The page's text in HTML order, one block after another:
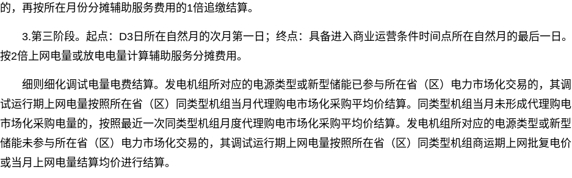
的，再按所在月份分摊辅助服务费用的1倍追缴结算。
3.第三阶段。起点：D3日所在自然月的次月第一日；终点：具备进入商业运营条件时间点所在自然月的最后一日。
按2倍上网电量或放电电量计算辅助服务分摊费用。
细则细化调试电量电费结算。发电机组所对应的电源类型或新型储能已参与所在省（区）电力市场化交易的，其调
试运行期上网电量按照所在省（区）同类型机组当月代理购电市场化采购平均价结算。同类型机组当月未形成代理购电
市场化采购电量的，按照最近一次同类型机组月度代理购电市场化采购平均价结算。发电机组所对应的电源类型或新型
储能未参与所在省（区）电力市场化交易的，其调试运行期上网电量按照所在省（区）同类型机组商运期上网批复电价
或当月上网电量结算均价进行结算。